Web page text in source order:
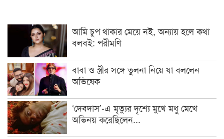
আমি চুপ থাকার মেয়ে নই, অন্যায় হলে কথা
বলবই: পরীমণি
বাবা ও স্ত্রীর সঙ্গে তুলনা নিয়ে যা বললেন
অভিষেক
‘দেবদাস’-এ মৃত্যুর দৃশ্যে মুখে মধু মেখে
অভিনয় করেছিলেন...